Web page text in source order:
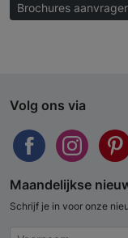
Brochures
Volg ons via
Maandelijkse
Schrijf je in voor onze